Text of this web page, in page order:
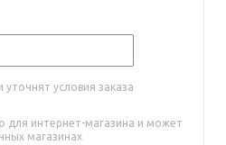
условия заказа
для интернет-магазина и может
магазинах